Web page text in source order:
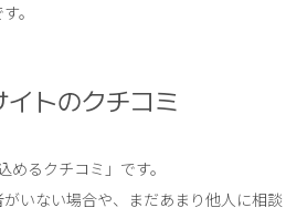
。
トのクチコミ
めるクチコミ」です。
いない場合や、まだあまり他人に相談